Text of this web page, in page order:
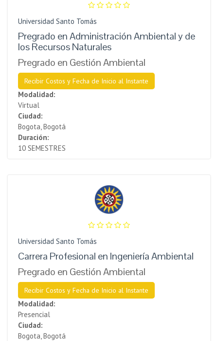
Universidad Santo Tomás
Pregrado en Administración Ambiental y de
los Recursos Naturales
Pregrado en Gestión Ambiental
Recibir Costos y Fecha de Inicio al Instante
Modalidad:
Virtual
Ciudad:
Bogota, Bogotá
Duración:
10 SEMESTRES
Universidad Santo Tomás
Carrera Profesional en Ingeniería Ambiental
Pregrado en Gestión Ambiental
Recibir Costos y Fecha de Inicio al Instante
Modalidad:
Presencial
Ciudad:
Bogota, Bogotá